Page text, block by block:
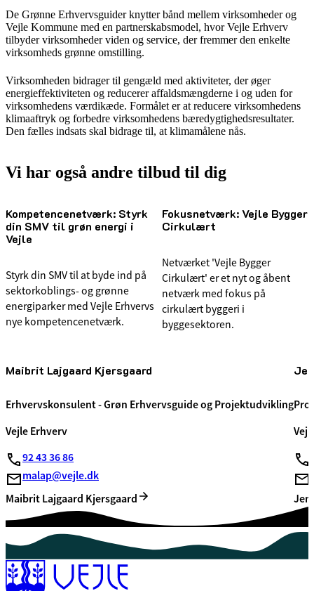
De Grønne Erhvervsguider knytter bånd mellem virksomheder og
Vejle Kommune med en partnerskabsmodel, hvor Vejle Erhverv
tilbyder virksomheder viden og service, der fremmer den enkelte
virksomheds grønne omstilling.
Virksomheden bidrager til gengæld med aktiviteter, der øger
energieffektiviteten og reducerer affaldsmængderne i og uden for
virksomhedens værdikæde. Formålet er at reducere virksomhedens
klimaaftryk og forbedre virksomhedens bæredygtighedsresultater.
Den fælles indsats skal bidrage til, at klimamålene nås.
Vi har også andre tilbud til dig
Kompetencenetværk: Styrk
din SMV til grøn energi i
Vejle
Styrk din SMV til at byde ind på
sektorkoblings- og grønne
energiparker med Vejle Erhvervs
nye kompetencenetværk.
Fokusnetværk: Vejle Bygger
Cirkulært
Netværket 'Vejle Bygger
Cirkulært' er et nyt og åbent
netværk med fokus på
cirkulært byggeri i
byggesektoren.
Maibrit Lajgaard Kjersgaard
Erhvervskonsulent - Grøn Erhvervsguide og Projektudvikling
Vejle Erhverv
92 43 36 86
malap@vejle.dk
Maibrit Lajgaard Kjersgaard